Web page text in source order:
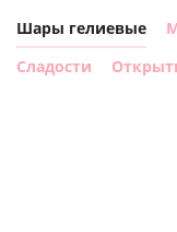
Шары гелиевые
Сладости